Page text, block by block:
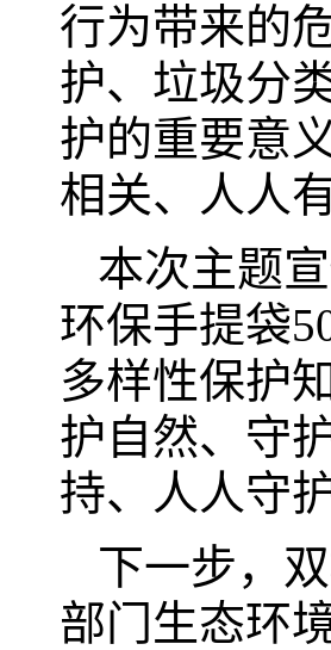
行为带来的
护、垃圾分
护的重要意
相关、人人有
本次主题
环保手提袋
多样性保护
护自然、守
持、人人守
下一步，
部门生态环